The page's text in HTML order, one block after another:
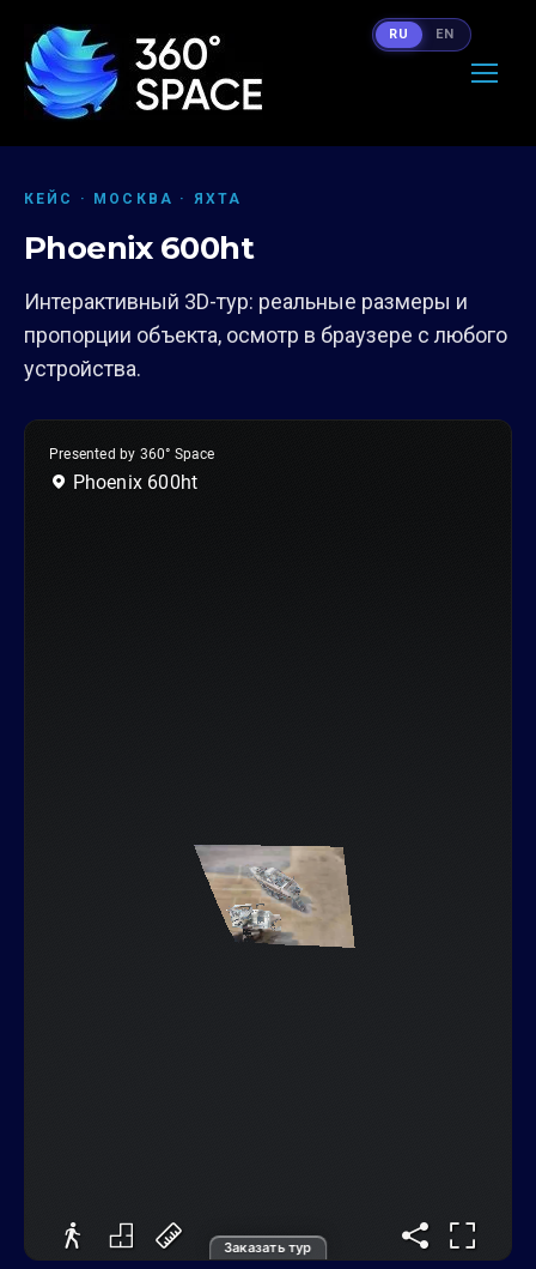
КЕЙС · МОСКВА · ЯХТА
Phoenix 600ht
Интерактивный 3D-тур: реальные размеры и
пропорции объекта, осмотр в браузере с любого
устройства.
Заказать тур
RU EN